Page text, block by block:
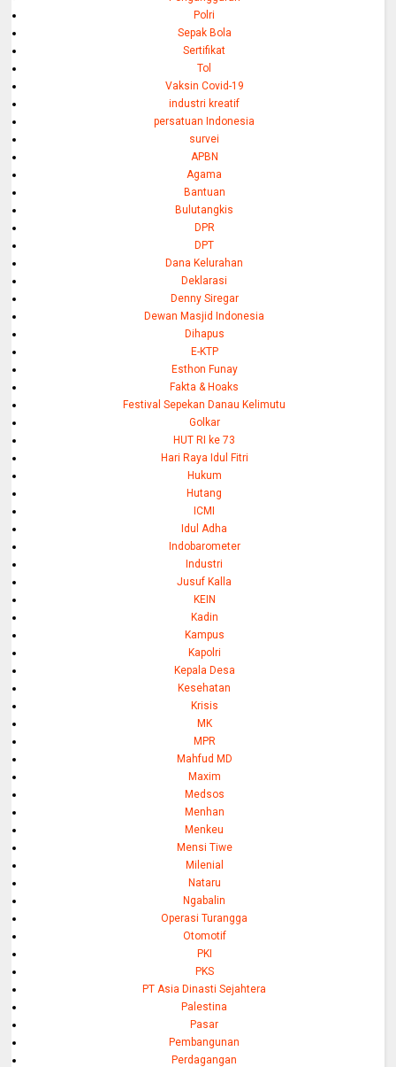
Polri
Sepak Bola
Sertifikat
Tol
Vaksin Covid-19
industri kreatif
persatuan Indonesia
survei
APBN
Agama
Bantuan
Bulutangkis
DPR
DPT
Dana Kelurahan
Deklarasi
Denny Siregar
Dewan Masjid Indonesia
Dihapus
E-KTP
Esthon Funay
Fakta & Hoaks
Festival Sepekan Danau Kelimutu
Golkar
HUT RI ke 73
Hari Raya Idul Fitri
Hukum
Hutang
ICMI
Idul Adha
Indobarometer
Industri
Jusuf Kalla
KEIN
Kadin
Kampus
Kapolri
Kepala Desa
Kesehatan
Krisis
MK
MPR
Mahfud MD
Maxim
Medsos
Menhan
Menkeu
Mensi Tiwe
Milenial
Nataru
Ngabalin
Operasi Turangga
Otomotif
PKI
PKS
PT Asia Dinasti Sejahtera
Palestina
Pasar
Pembangunan
Perdagangan